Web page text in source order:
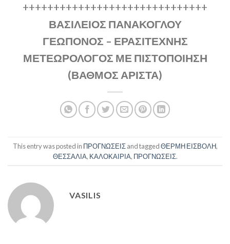
++++++++++++++++++++++++++++++
ΒΑΣΙΛΕΙΟΣ ΠΑΝΑΚΟΓΛΟΥ
ΓΕΩΠΟΝΟΣ – ΕΡΑΣΙΤΕΧΝΗΣ
ΜΕΤΕΩΡΟΛΟΓΟΣ ΜΕ ΠΙΣΤΟΠΟΙΗΣΗ
(ΒΑΘΜΟΣ ΑΡΙΣΤΑ)
This entry was posted in ΠΡΟΓΝΩΣΕΙΣand taggedΘΕΡΜΗ ΕΙΣΒΟΛΗ,
ΘΕΣΣΑΛΙΑ, ΚΑΛΟΚΑΙΡΙΑ, ΠΡΟΓΝΩΣΕΙΣ.
VASILIS